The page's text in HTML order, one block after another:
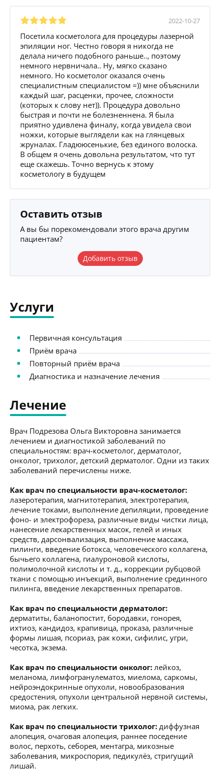
2022-10-27
Посетила косметолога для процедуры лазерной
эпиляции ног. Честно говоря я никогда не
делала ничего подобного раньше.., поэтому
немного нервничала.. Ну, мягко сказано
немного. Но косметолог оказался очень
специалистным специалистом =)) мне объяснили
каждый шаг, расценки, прочее, сложности
(которых к слову нет)). Процедура довольно
быстрая и почти не болезненнена. Я была
приятно удивлена финалу, когда увидела свои
ножки, которые выглядели как на глянцевых
жруналах. Гладююсенькие, без единого волоска.
В общем я очень довольна результатом, что тут
еще скажешь. Точно вернусь к этому
косметологу в будущем
Оставить отзыв
А вы бы порекомендовали этого врача другим
пациентам?
Добавить отзыв
Услуги
Первичная консультация
Приём врача
Повторный приём врача
Диагностика и назначение лечения
Лечение
Врач Подрезова Ольга Викторовна занимается
лечением и диагностикой заболеваний по
специальностям: врач-косметолог, дерматолог,
онколог, трихолог, детский дерматолог. Одни из таких
заболеваний перечислены ниже.
Как врач по специальности врач-косметолог:
лазеротерапия, магнитотерапия, электротерапия,
лечение токами, выполнение депиляции, проведение
фоно- и электрофореза, различные виды чистки лица,
нанесение лекарственных масок, гелей и иных
средств, дарсонвализация, выполнение массажа,
пилинги, введение ботокса, человеческого коллагена,
бычьего коллагена, гиалуроновой кислоты,
полимолочной кислоты и т. д., коррекции рубцовой
ткани с помощью инъекций, выполнение срединного
пилинга, введение лекарственных препаратов.
Как врач по специальности дерматолог:
дерматиты, баланопостит, бородавки, гонорея,
ихтиоз, кандидоз, крапивица, проказа, различные
формы лишая, псориаз, рак кожи, сифилис, угри,
чесотка, экзема.
Как врач по специальности онколог: лейкоз,
меланома, лимфогранулематоз, миелома, саркомы,
нейроэндокринные опухоли, новообразования
средостения, опухоли центральной нервной системы,
миома, рак легких.
Как врач по специальности трихолог: диффузная
алопеция, очаговая алопеция, раннее поседение
волос, перхоть, себорея, ментагра, микозные
заболевания, микроспория, педикулёз, стригущий
лишай.